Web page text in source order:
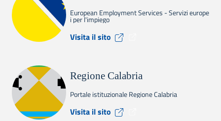
European Employment Services - Servizi europe
i per l'impiego
Visita il sito
Regione Calabria
Portale istituzionale Regione Calabria
Visita il sito